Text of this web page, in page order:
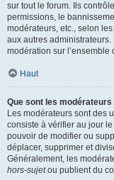
sur tout le forum. Ils
permissions, le
modérateurs, etc., selon
aux autres
modération sur
Haut
Que sont les modérateurs
Les modérateurs sont des
consiste à vérifier au jour
pouvoir de modifier ou
déplacer, supprimer et
Généralement, les
hors-sujetou publient du